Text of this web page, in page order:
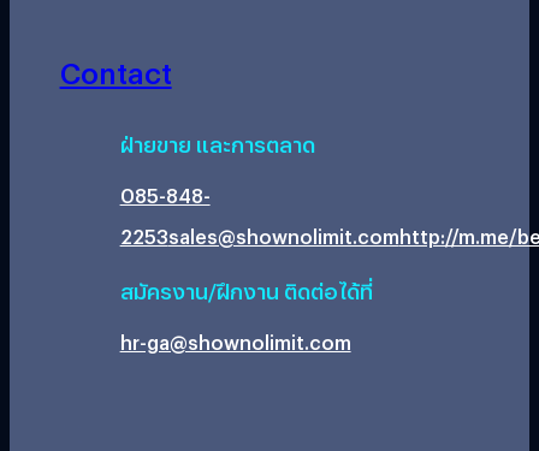
Contact
ฝ่ายขาย และการตลาด
085-848-
2253sales@shownolimit.comhttp://m.me/
สมัครงาน/ฝึกงาน ติดต่อได้ที่
hr-ga@shownolimit.com